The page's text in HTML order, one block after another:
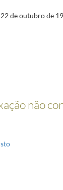
de outubro de
não